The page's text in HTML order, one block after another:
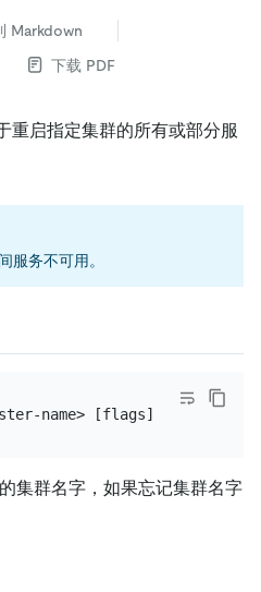
Markdown
下载 PDF
重启指定集群的所有或部分服
服务不可用。
集群名字，如果忘记集群名字